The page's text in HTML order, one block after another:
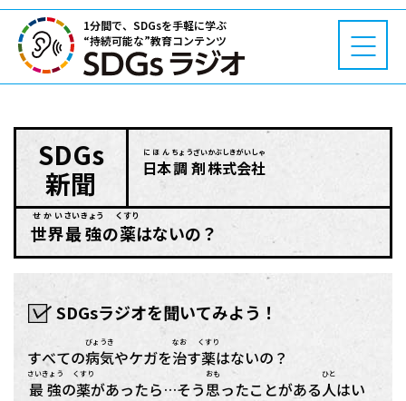
1分間で、SDGsを手軽に学ぶ
“持続可能な”教育コンテンツ
SDGs
新聞
日本
にほん
調剤
ちょうざい
株式会社
かぶしきがいしゃ
世界
せかい
最強
さいきょう
の薬
くすり
はないの？
SDGsラジオを聞いてみよう！
すべての病気
びょうき
やケガを治
なお
す薬
くすり
はないの？
最強
さいきょう
の薬
くすり
があったら…そう思
おも
ったことがある人
ひと
はい